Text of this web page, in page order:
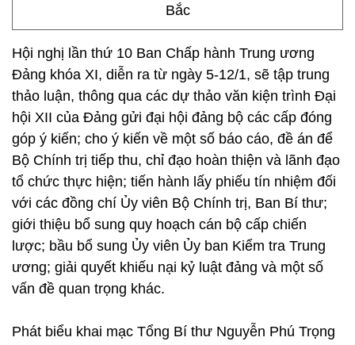
Bắc
Hội nghị lần thứ 10 Ban Chấp hành Trung ương
Đảng khóa XI, diễn ra từ ngày 5-12/1, sẽ tập trung
thảo luận, thông qua các dự thảo văn kiện trình Đại
hội XII của Đảng gửi đại hội đảng bộ các cấp đóng
góp ý kiến; cho ý kiến về một số báo cáo, đề án để
Bộ Chính trị tiếp thu, chỉ đạo hoàn thiện và lãnh đạo
tổ chức thực hiện; tiến hành lấy phiếu tín nhiệm đối
với các đồng chí Ủy viên Bộ Chính trị, Ban Bí thư;
giới thiệu bổ sung quy hoạch cán bộ cấp chiến
lược; bầu bổ sung Ủy viên Ủy ban Kiểm tra Trung
ương; giải quyết khiếu nại kỷ luật đảng và một số
vấn đề quan trọng khác.
Phát biểu khai mạc Tổng Bí thư Nguyễn Phú Trọng